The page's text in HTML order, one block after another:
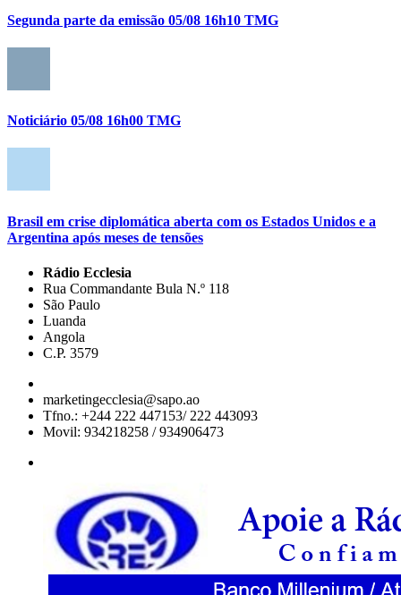
Segunda parte da emissão 05/08 16h10 TMG
Noticiário 05/08 16h00 TMG
Brasil em crise diplomática aberta com os Estados Unidos e a
Argentina após meses de tensões
Rádio Ecclesia
Rua Commandante Bula N.º 118
São Paulo
Luanda
Angola
C.P. 3579
marketingecclesia@sapo.ao
Tfno.: +244 222 447153/ 222 443093
Movil: 934218258 / 934906473